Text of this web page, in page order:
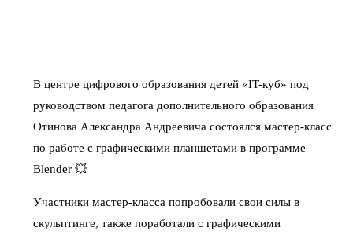
В центре цифрового образования детей «IT-куб» под
руководством педагога дополнительного образования
Отинова Александра Андреевича состоялся мастер-класс
по работе с графическими планшетами в программе
Blender 💥
Участники мастер-класса попробовали свои силы в
скульптинге, также поработали с графическими